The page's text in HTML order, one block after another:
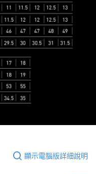
顯示電腦版詳細說明